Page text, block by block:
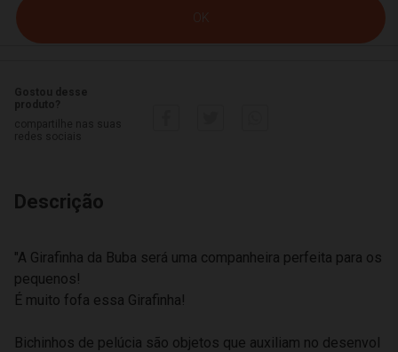
Descrição
"A Girafinha da Buba será uma companheira perfeita para os
pequenos!
É muito fofa essa Girafinha!
Bichinhos de pelúcia são objetos que auxiliam no desenvol